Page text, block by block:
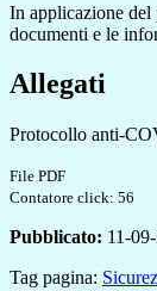
In applicazione
documenti e le
Allegati
Protocollo anti-
File PDF
Contatore click: 56
Pubblicato: 11-
Tag pagina: